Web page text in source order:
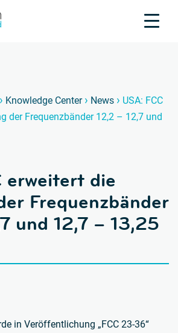
Branchen
Knowledge Center
› Knowledge Center › News › USA: FCC
der Frequenzbänder 12,2 – 12,7 und
erweitert die
Frequenzbänder
und 12,7 – 13,25
in Veröffentlichung „FCC 23-36“